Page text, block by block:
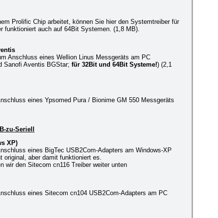
Prolific Chip arbeitet, können Sie hier den Systemtreiber für
funktioniert auch auf 64Bit Systemen. (1,8 MB).
Anschluss eines Wellion Linus Messgeräts am PC
Sanofi Aventis BGStar; für 32Bit und 64Bit Systeme!) (2,1
eines Ypsomed Pura / Bionime GM 550 Messgeräts
zu-Seriell
XP)
eines BigTec USB2Com-Adapters am Windows-XP
aber damit funktioniert es.
wir den Sitecom cn116 Treiber weiter unten
eines Sitecom cn104 USB2Com-Adapters am PC